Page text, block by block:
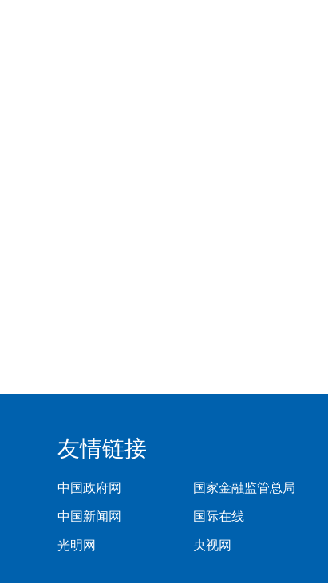
友情链接
中国政府网 国家金融监管总局
中国新闻网 国际在线
光明网 央视网